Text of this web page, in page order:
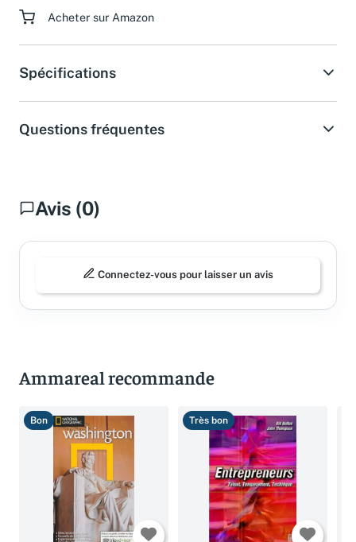
Acheter sur Amazon
Spécifications
Questions fréquentes
Avis (0)
Connectez-vous pour laisser un avis
Ammareal recommande
Bon Très bon